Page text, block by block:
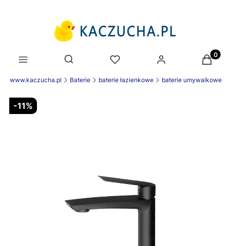
Otwórz wyszukiwarkę
www.kaczucha.pl Baterie baterie łazienkowe baterie umywalkowe
-11%